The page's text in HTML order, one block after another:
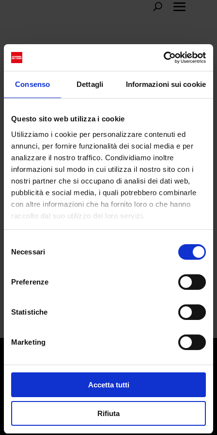
Consenso Dettagli Informazioni sui cookie
Questo sito web utilizza i cookie
Utilizziamo i cookie per personalizzare contenuti ed
annunci, per fornire funzionalità dei social media e per
analizzare il nostro traffico. Condividiamo inoltre
informazioni sul modo in cui utilizza il nostro sito con i
nostri partner che si occupano di analisi dei dati web,
pubblicità e social media, i quali potrebbero combinarle
con altre informazioni che ha fornito loro o che hanno
raccolto dal suo utilizzo dei loro servizi.
delNecessari
Preferenze
Statistiche
Marketing
Accetta tutti
Rifiuta
Acubi
Acubi: la tendenza coreana che conquista
daRedazione|Giu 30, 2026|FASHION
Layering, un'estetica minimalista che
Contatti:redazione@adlmag.it
ACCADEMIA DEL LUSSO